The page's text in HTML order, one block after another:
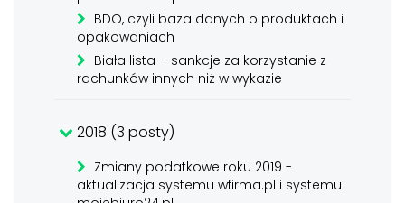
BDO, czyli baza danych o produktach i
opakowaniach
Biała lista – sankcje za korzystanie z
rachunków innych niż w wykazie
2018 (3 posty)
Zmiany podatkowe roku 2019 -
aktualizacja systemu wfirma.pl i systemu